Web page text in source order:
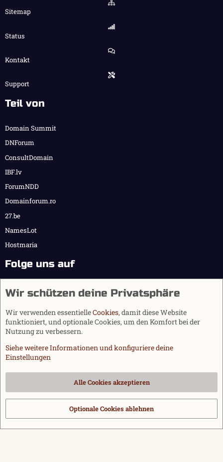
Sitemap
Status
Kontakt
Support
Teil von
Domain Summit
DNForum
ConsultDomain
IBF.lv
ForumNDD
Domainforum.ro
27.be
NamesLot
Hostmaria
Folge uns auf
Cookies
Datenschutz
Hilfe und Impressum
Start
S
Community platform by XenForo® © 2010-2026 XenForo Ltd.
via s9e/MediaSites
Wir schützen deine Privatsphäre
Wir verwenden essentielleCookies, damit diese Website
funktioniert, und optionale Cookies, um den Komfort bei der
Nutzung zu verbessern.
Siehe weitere Informationen und konfiguriere deine
Einstellungen
Alle Cookies akzeptieren
Optionale Cookies ablehnen